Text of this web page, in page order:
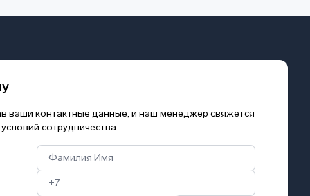
ваши контактные данные, и наш менеджер свяжется
сотрудничества.